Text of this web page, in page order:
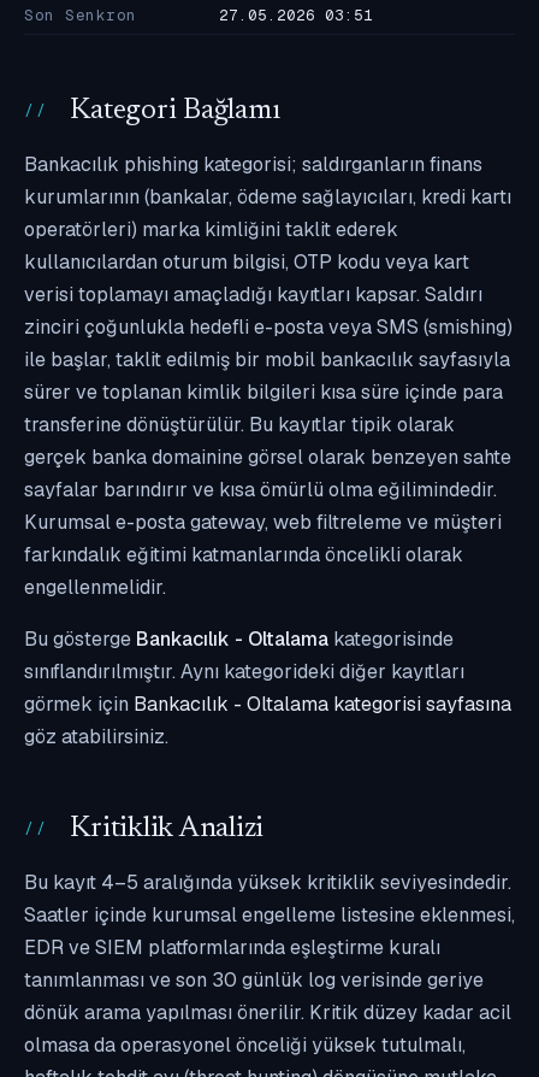
Son Senkron 27.05.2026 03:51
Kategori Bağlamı
Bankacılık phishing kategorisi; saldırganların finans
kurumlarının (bankalar, ödeme sağlayıcıları, kredi kartı
operatörleri) marka kimliğini taklit ederek
kullanıcılardan oturum bilgisi, OTP kodu veya kart
verisi toplamayı amaçladığı kayıtları kapsar. Saldırı
zinciri çoğunlukla hedefli e-posta veya SMS (smishing)
ile başlar, taklit edilmiş bir mobil bankacılık sayfasıyla
sürer ve toplanan kimlik bilgileri kısa süre içinde para
transferine dönüştürülür. Bu kayıtlar tipik olarak
gerçek banka domainine görsel olarak benzeyen sahte
sayfalar barındırır ve kısa ömürlü olma eğilimindedir.
Kurumsal e-posta gateway, web filtreleme ve müşteri
farkındalık eğitimi katmanlarında öncelikli olarak
engellenmelidir.
Bu gösterge Bankacılık - Oltalama kategorisinde
sınıflandırılmıştır. Aynı kategorideki diğer kayıtları
görmek için Bankacılık - Oltalama kategorisi sayfasına
göz atabilirsiniz.
Kritiklik Analizi
Bu kayıt 4–5 aralığında yüksek kritiklik seviyesindedir.
Saatler içinde kurumsal engelleme listesine eklenmesi,
EDR ve SIEM platformlarında eşleştirme kuralı
tanımlanması ve son 30 günlük log verisinde geriye
dönük arama yapılması önerilir. Kritik düzey kadar acil
olmasa da operasyonel önceliği yüksek tutulmalı,